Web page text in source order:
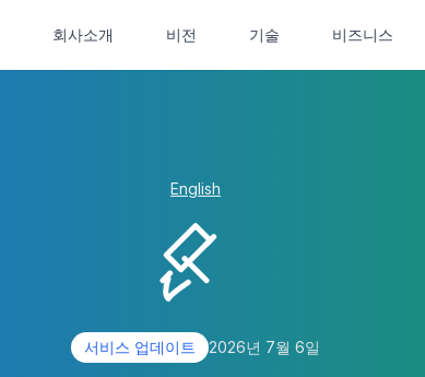
회사소개 비전 기술 비즈니스
English
서비스 업데이트 2026년 7월 6일